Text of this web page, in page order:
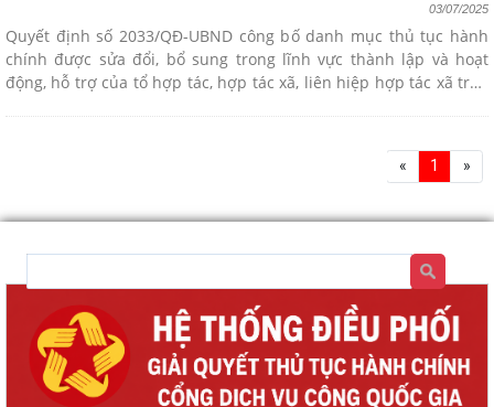
03/07/2025
Quyết định số 2033/QĐ-UBND công bố danh mục thủ tục hành
chính được sửa đổi, bổ sung trong lĩnh vực thành lập và hoạt
động, hỗ trợ của tổ hợp tác, hợp tác xã, liên hiệp hợp tác xã trên
« 1 »